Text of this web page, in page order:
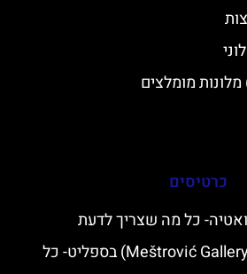
כרטיסים
גלריית משטרוביץ' (Meštrović Gallery) בספליט- כל